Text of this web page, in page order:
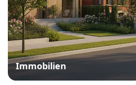
Immobilien